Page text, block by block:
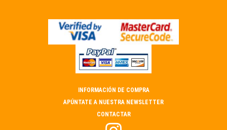
INFORMACIÓN DE COMPRA
APÚNTATE A NUESTRA NEWSLETTER
CONTACTAR